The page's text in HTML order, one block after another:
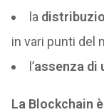
la
in vari punti del
l’assenza di
La Blockchain